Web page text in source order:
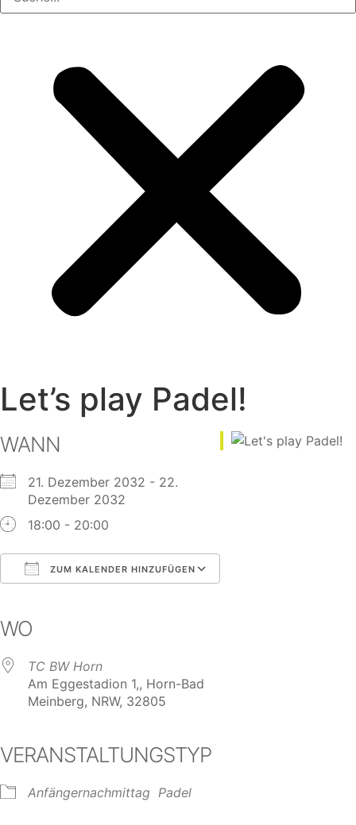
Let’s play Padel!
WANN
21. Dezember 2032 - 22.
Dezember 2032
18:00 - 20:00
ZUM KALENDER HINZUFÜGEN
WO
TC BW Horn
Am Eggestadion 1,, Horn-Bad
Meinberg, NRW, 32805
VERANSTALTUNGSTYP
Anfängernachmittag Padel